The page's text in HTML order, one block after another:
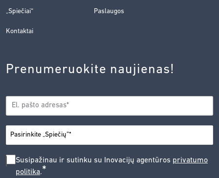
„Spiečiai“ Paslaugos
Kontaktai
Prenumeruokite naujienas!
EL.
PAŠTAS*
MIESTAS*
SUSIPAŽINAU
Susipažinau ir sutinku su Inovacijų agentūros privatumo
politika.*